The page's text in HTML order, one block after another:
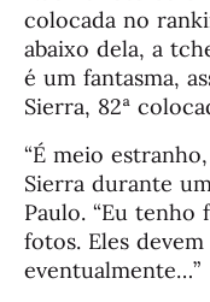
colocada no
abaixo dela, a
é um fantasma,
Sierra, 82ª
“É meio
Sierra durante
Paulo. “Eu
fotos. Eles
eventualmente…”